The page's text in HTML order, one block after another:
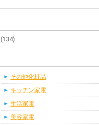
(134)
その他化粧品
キッチン家電
生活家電
美容家電